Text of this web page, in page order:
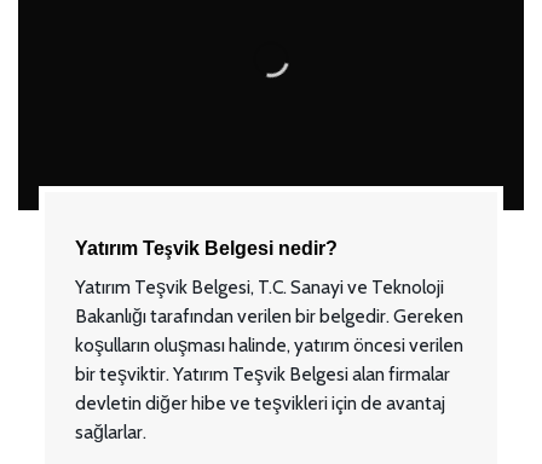
Yatırım Teşvik Belgesi nedir?
Yatırım Teşvik Belgesi, T.C. Sanayi ve Teknoloji
Bakanlığı tarafından verilen bir belgedir. Gereken
koşulların oluşması halinde, yatırım öncesi verilen
bir teşviktir. Yatırım Teşvik Belgesi alan firmalar
devletin diğer hibe ve teşvikleri için de avantaj
sağlarlar.